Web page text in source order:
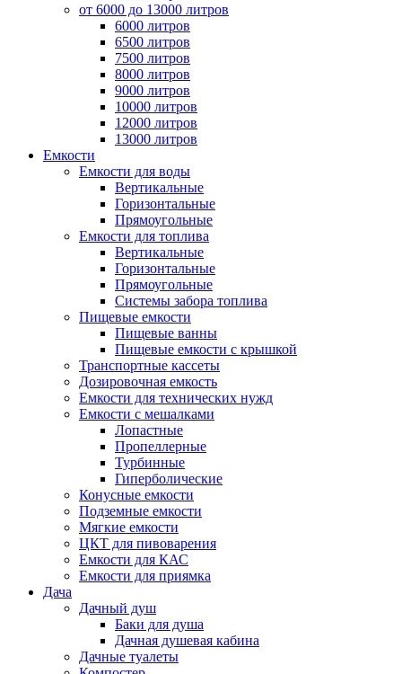
от 6000 до 13000 литров
6000 литров
6500 литров
7500 литров
8000 литров
9000 литров
10000 литров
12000 литров
13000 литров
Емкости
Емкости для воды
Вертикальные
Горизонтальные
Прямоугольные
Емкости для топлива
Вертикальные
Горизонтальные
Прямоугольные
Системы забора топлива
Пищевые емкости
Пищевые ванны
Пищевые емкости с крышкой
Транспортные кассеты
Дозировочная емкость
Емкости для технических нужд
Емкости с мешалками
Лопастные
Пропеллерные
Турбинные
Гиперболические
Конусные емкости
Подземные емкости
Мягкие емкости
ЦКТ для пивоварения
Емкости для КАС
Емкости для приямка
Дача
Дачный душ
Баки для душа
Дачная душевая кабина
Дачные туалеты